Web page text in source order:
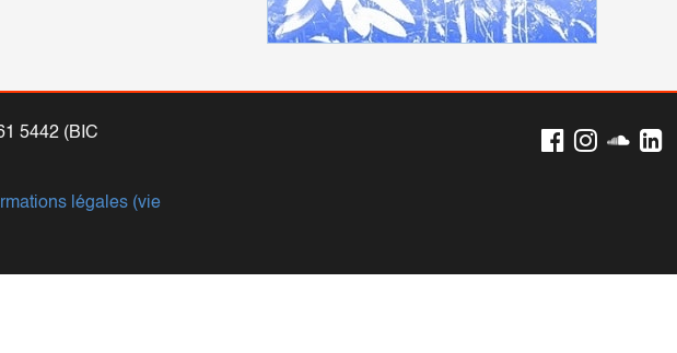
5442 (BIC
légales (vie